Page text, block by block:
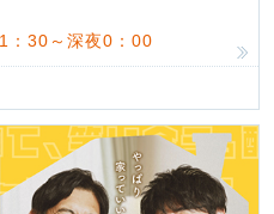
：30～深夜0：00